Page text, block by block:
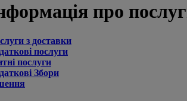
про
з доставки
послуги
послуги
Збори